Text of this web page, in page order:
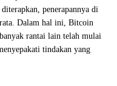
penerapannya di
Dalam hal ini, Bitcoin
rantai lain telah mulai
tindakan yang